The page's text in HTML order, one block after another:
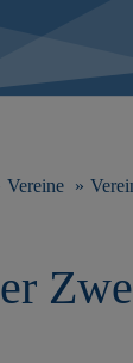
Vereine